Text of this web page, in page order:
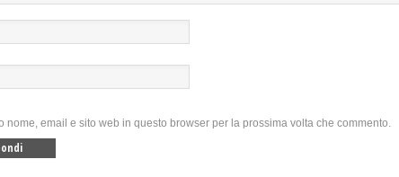
nome, email e sito web in questo browser per la prossima volta che commento.